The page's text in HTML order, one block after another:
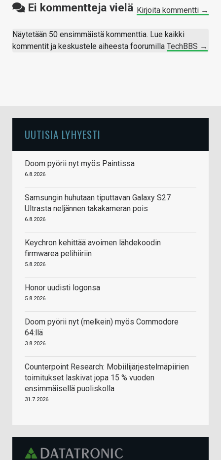
Ei kommentteja vielä Kirjoita kommentti →
Näytetään 50 ensimmäistä kommenttia. Lue kaikki
kommentit ja keskustele aiheesta foorumilla TechBBS →
UUTISIA LYHYESTI
Doom pyörii nyt myös Paintissa
6.8.2026
Samsungin huhutaan tiputtavan Galaxy S27
Ultrasta neljännen takakameran pois
6.8.2026
Keychron kehittää avoimen lähdekoodin
firmwarea pelihiiriin
5.8.2026
Honor uudisti logonsa
5.8.2026
Doom pyörii nyt (melkein) myös Commodore
64:llä
3.8.2026
Counterpoint Research: Mobiilijärjestelmäpiirien
toimitukset laskivat jopa 15 % vuoden
ensimmäisellä puoliskolla
31.7.2026